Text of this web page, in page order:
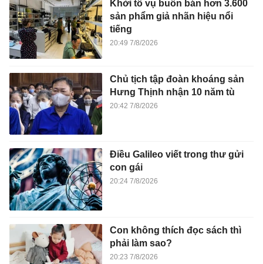
Khởi tố vụ buôn bán hơn 3.600
sản phẩm giả nhãn hiệu nổi
tiếng
20:49 7/8/2026
Chủ tịch tập đoàn khoáng sản
Hưng Thịnh nhận 10 năm tù
20:42 7/8/2026
Điều Galileo viết trong thư gửi
con gái
20:24 7/8/2026
Con không thích đọc sách thì
phải làm sao?
20:23 7/8/2026